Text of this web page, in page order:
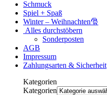
Schmuck
Spiel + Spaß
Winter – Weihnachten🎅
Alles durchstöbern
Sonderposten
AGB
Impressum
Zahlungsarten & Sicherheit
Kategorien
Kategorien